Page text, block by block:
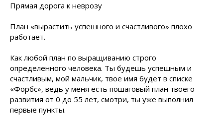
Прямая дорога к неврозу
План «вырастить успешного и счастливого» плохо
работает.
Как любой план по выращиванию строго
определенного человека. Ты будешь успешным и
счастливым, мой мальчик, твое имя будет в списке
«Форбс», ведь у меня есть пошаговый план твоего
развития от 0 до 55 лет, смотри, ты уже выполнил
первые пункты.